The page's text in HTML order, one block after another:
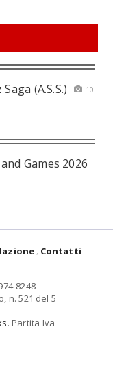
(A.S.S.)
10
Games 2026
Contatti
8248 -
n. 521 del 5
. Partita Iva